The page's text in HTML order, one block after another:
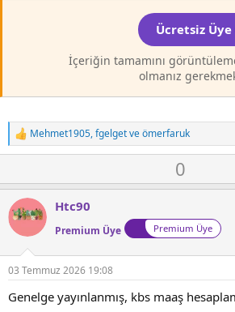
Ücretsiz Üye
İçeriğin tamamını
olmanız
T
e
i
l
e
r
Mehmet1905,fgelgetveömerfaruk
O
y
a
0
o
n
v
o
t
e
Htc90
Premium Üye Premium Üye
03 Temmuz 2026 19:08
Genelge yayınlanmış, kbs maaş